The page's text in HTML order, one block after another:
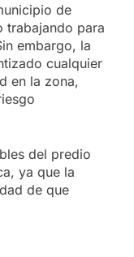
de
trabajando para
embargo, la
cualquier
en la zona,
del predio
ya que la
de que